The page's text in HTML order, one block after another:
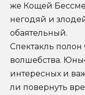
же Кощей
негодяй и
обаятельный.
Спектакль полон
волшебства.
интересных и
ли повернуть